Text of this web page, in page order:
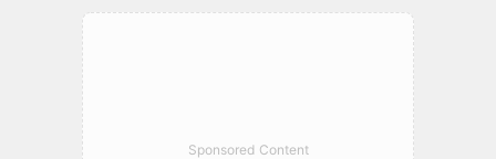
Sponsored Content